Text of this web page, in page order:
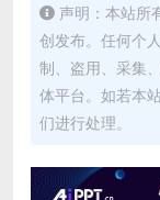
声明：本站所
创发布。任何个
制、盗用、采集
体平台。如若本
们进行处理。